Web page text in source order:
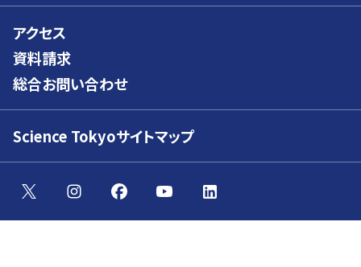
アクセス
資料請求
総合お問い合わせ
Science Tokyoサイトマップ